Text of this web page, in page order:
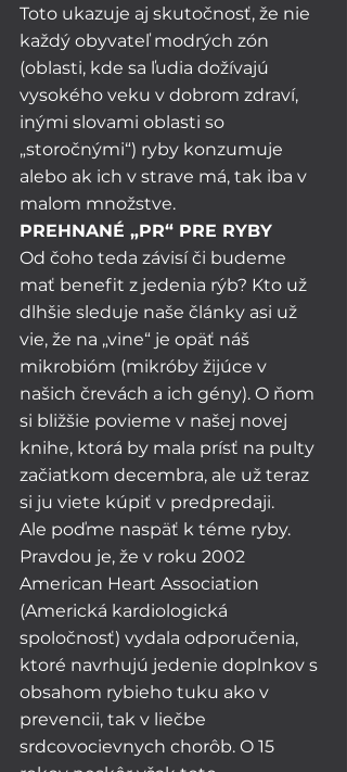
Toto ukazuje aj skutočnosť, že nie
každý obyvateľ modrých zón
(oblasti, kde sa ľudia dožívajú
vysokého veku v dobrom zdraví,
inými slovami oblasti so
„storočnými“) ryby konzumuje
alebo ak ich v strave má, tak iba v
malom množstve.
PREHNANÉ „PR“ PRE RYBY
Od čoho teda závisí či budeme
mať benefit z jedenia rýb? Kto už
dlhšie sleduje naše články asi už
vie, že na „vine“ je opäť náš
mikrobióm (mikróby žijúce v
našich črevách a ich gény). O ňom
si bližšie povieme v našej novej
knihe, ktorá by mala prísť na pulty
začiatkom decembra, ale už teraz
si ju viete kúpiť v predpredaji.
Ale poďme naspäť k téme ryby.
Pravdou je, že v roku 2002
American Heart Association
(Americká kardiologická
spoločnosť) vydala odporučenia,
ktoré navrhujú jedenie doplnkov s
obsahom rybieho tuku ako v
prevencii, tak v liečbe
srdcovocievnych chorôb. O 15